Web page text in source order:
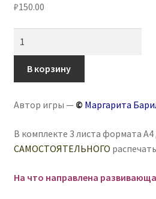
₽150.00
Игра
на
по
«Репка»
В корзину
Автор игры — © Маргарита
В комплекте 3 листа формата А4
САМОСТОЯТЕЛЬНОГО
На что направлена